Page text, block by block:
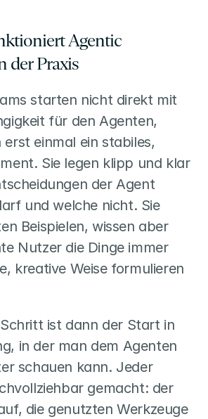
Agentic
der Praxis
starten nicht direkt mit
für den Agenten,
einmal ein stabiles,
Sie legen klipp und klar
der Agent
und welche nicht. Sie
Beispielen, wissen aber
Nutzer die Dinge immer
kreative Weise formulieren
ist dann der Start in
in der man dem Agenten
schauen kann. Jeder
gemacht: der
die genutzten Werkzeuge